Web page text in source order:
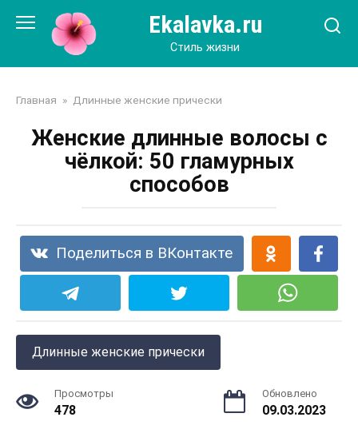
контенту
Ekalavka.ru
Стиль жизни
Главная » Длинные женские прически
Женские длинные волосы с
чёлкой: 50 гламурных
способов
Поделиться в ВКонтакте
Длинные женские прически
Просмотры
478
Обновлено
09.03.2023